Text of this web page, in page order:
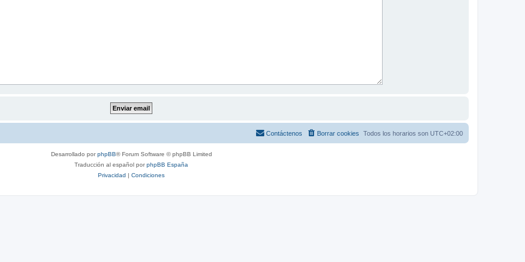
Todos los horarios son UTC+02:00
Borrar cookies
Contáctenos
Desarrollado porphpBB® Forum Software © phpBB Limited
Traducción al español porphpBB España
Privacidad | Condiciones